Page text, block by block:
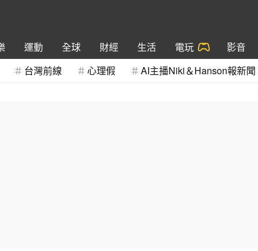
運動 全球 財經 生活 電玩 影音
台灣前線 心理假 AI主播Niki＆Hanson報新聞